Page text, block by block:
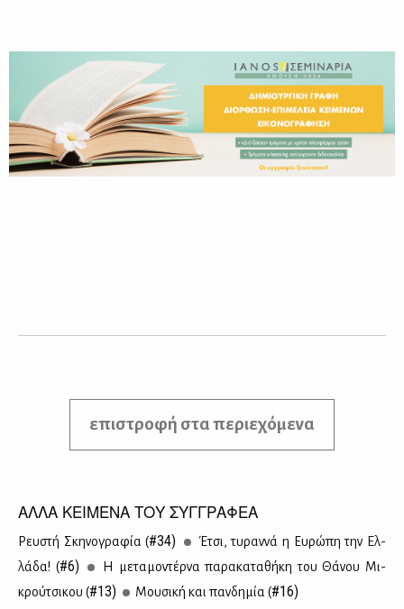
επιστροφή στα περιεχόμενα
ΑΛΛΑ ΚΕΙΜΕΝΑ ΤΟΥ ΣΥΓΓΡΑΦΕΑ
Ρευ­στή Σκη­νο­γρα­φία (#34)
Έτσι, τυ­ραν­νά η Ευ­ρώ­πη την Ελ­
λά­δα! (#6)
Η με­τα­μο­ντέρ­να πα­ρα­κα­τα­θή­κη του Θά­νου Μι­
κρού­τσι­κου (#13) Μου­σι­κή και παν­δη­μία (#16)